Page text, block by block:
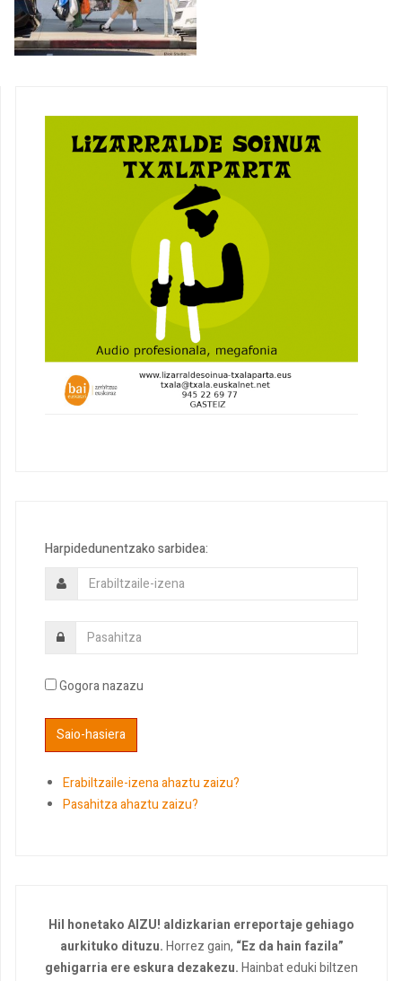
Harpidedunentzako sarbidea:
Gogora nazazu
Erabiltzaile-izena ahaztu zaizu?
Pasahitza ahaztu zaizu?
Hil honetako AIZU! aldizkarian erreportaje gehiago
aurkituko dituzu.Horrez gain, “Ez da hain fazila”
gehigarria ere eskura dezakezu.Hainbat eduki biltzen